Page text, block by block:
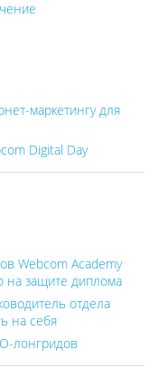
маркетингу для
Digital Day
Webcom Academy
на защите диплома
отдела
на себя
лонгридов